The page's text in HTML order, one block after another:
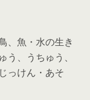
、魚・水の生き
、うちゅう、
っけん・あそ